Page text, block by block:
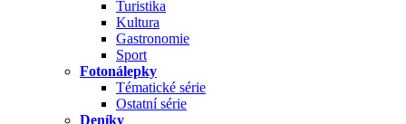
Turistika
Kultura
Gastronomie
Sport
Fotonálepky
Tématické série
Ostatní série
Deníky